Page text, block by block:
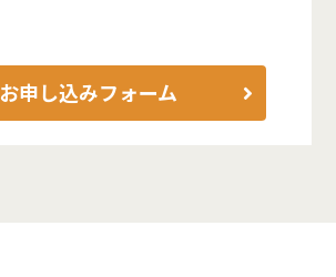
お申し込みフォーム